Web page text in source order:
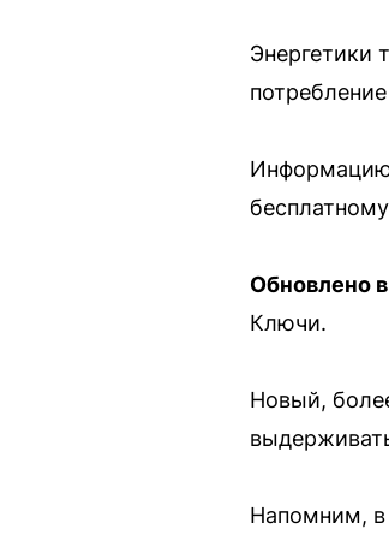
Энергетики
Информацию
Обновлено
Ключи.
Новый,
Напомним, в